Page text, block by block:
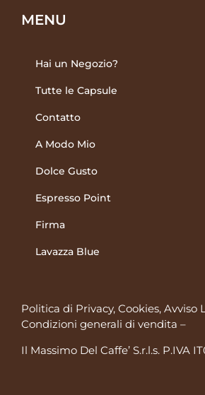
MENU
Hai un Negozio?
Tutte le Capsule
Contatto
A Modo Mio
Dolce Gusto
Espresso Point
Firma
Lavazza Blue
Politica di Privacy, Cookies, Avviso
Condizioni generali di vendita –
Il Massimo Del Caffe’ S.r.l.s. P.IVA